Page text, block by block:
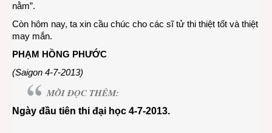
nằm”.
Còn hôm nay, ta xin cầu chúc cho các sĩ tử thi thiệt tốt và thiệt
may mắn.
PHẠM HỒNG PHƯỚC
(Saigon 4-7-2013)
MỜI ĐỌC THÊM:
Ngày đầu tiên thi đại học 4-7-2013.